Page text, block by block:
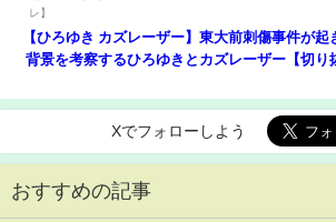
【ひろゆき カズレーザー】東大前刺傷事件が起
背景を考察するひろゆきとカズレーザー【切り
Xでフォローしよう
おすすめの記事